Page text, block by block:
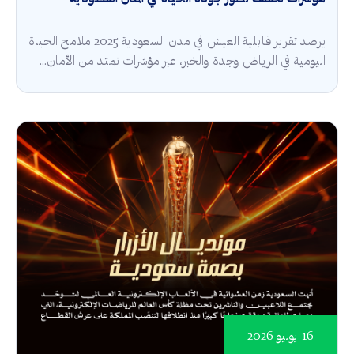
يرصد تقرير قابلية العيش في مدن السعودية 2025 ملامح الحياة
اليومية في الرياض وجدة والخبر، عبر مؤشرات تمتد من الأمان...
16 يوليو 2026